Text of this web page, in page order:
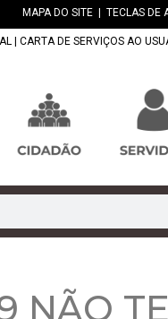
MAPA DO SITE TECLAS DE
CARTA DE SERVIÇOS AO
NÃO